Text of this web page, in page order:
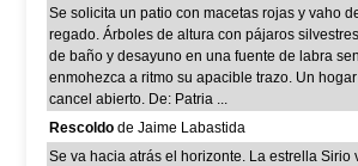
Se solicita un patio con macetas rojas y vaho
regado. Árboles de altura con pájaros
de baño y desayuno en una fuente de labra
enmohezca a ritmo su apacible trazo. Un
cancel abierto. De: Patria ...
Rescoldo de Jaime Labastida
Se va hacia atrás el horizonte. La estrella Sirio